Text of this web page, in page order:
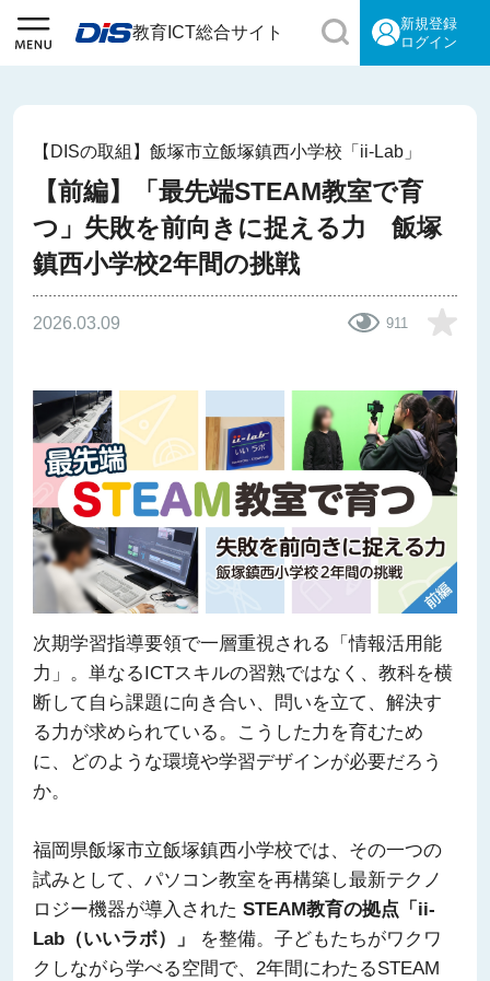
教育ICT総合サイト
新規登録
ログイン
【DISの取組】飯塚市立飯塚鎮西小学校「ii-Lab」
【前編】「最先端STEAM教室で育
つ」失敗を前向きに捉える力 飯塚
鎮西小学校2年間の挑戦
2026.03.09 911
次期学習指導要領で一層重視される「情報活用能
力」。単なるICTスキルの習熟ではなく、教科を横
断して自ら課題に向き合い、問いを立て、解決す
る力が求められている。こうした力を育むため
に、どのような環境や学習デザインが必要だろう
か。
福岡県飯塚市立飯塚鎮西小学校では、その一つの
試みとして、パソコン教室を再構築し最新テクノ
ロジー機器が導入された STEAM教育の拠点「ii-
Lab（いいラボ）」
を整備。子どもたちがワクワ
クしながら学べる空間で、2年間にわたるSTEAM